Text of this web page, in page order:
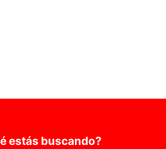
estás buscando?